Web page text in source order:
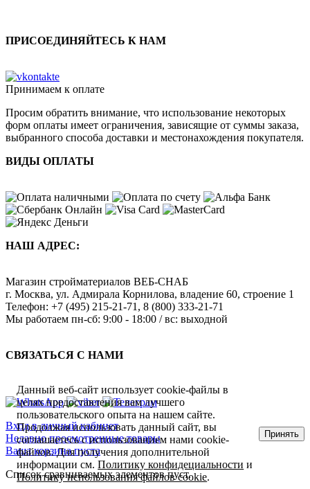
ПРИСОЕДИНЯЙТЕСЬ К НАМ
Принимаем к оплате
Просим обратить внимание, что использование некоторых
форм оплаты имеет ограничения, зависящие от суммы заказа,
выбранного способа доставки и местонахождения покупателя.
ВИДЫ ОПЛАТЫ
НАШ АДРЕС:
Магазин стройматериалов ВЕБ-СНАБ
г. Москва, ул. Адмирала Корнилова, владение 60, строение 1
Телефон: +7 (495) 215-21-71 , 8 (800) 333-21-71
Мы работаем пн-сб: 9:00 - 18:00 / вс: выходной
СВЯЗАТЬСЯ С НАМИ
Вход в личный кабинет
Недавно просмотренные товары
Ваша корзина пуста
Список сравниваемых элементов пуст.
Данный веб-сайт использует cookie-файлы в
целях предоставления вам лучшего
пользовательского опыта на нашем сайте.
Продолжая использовать данный сайт, вы
соглашаетесь с использованием нами cookie-
файлов. Для получения дополнительной
информации см.Политику конфидециальности и
Политику использования файлов cookie.
Принять